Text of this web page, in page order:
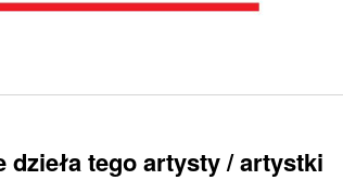
dzieła tego artysty / artystki